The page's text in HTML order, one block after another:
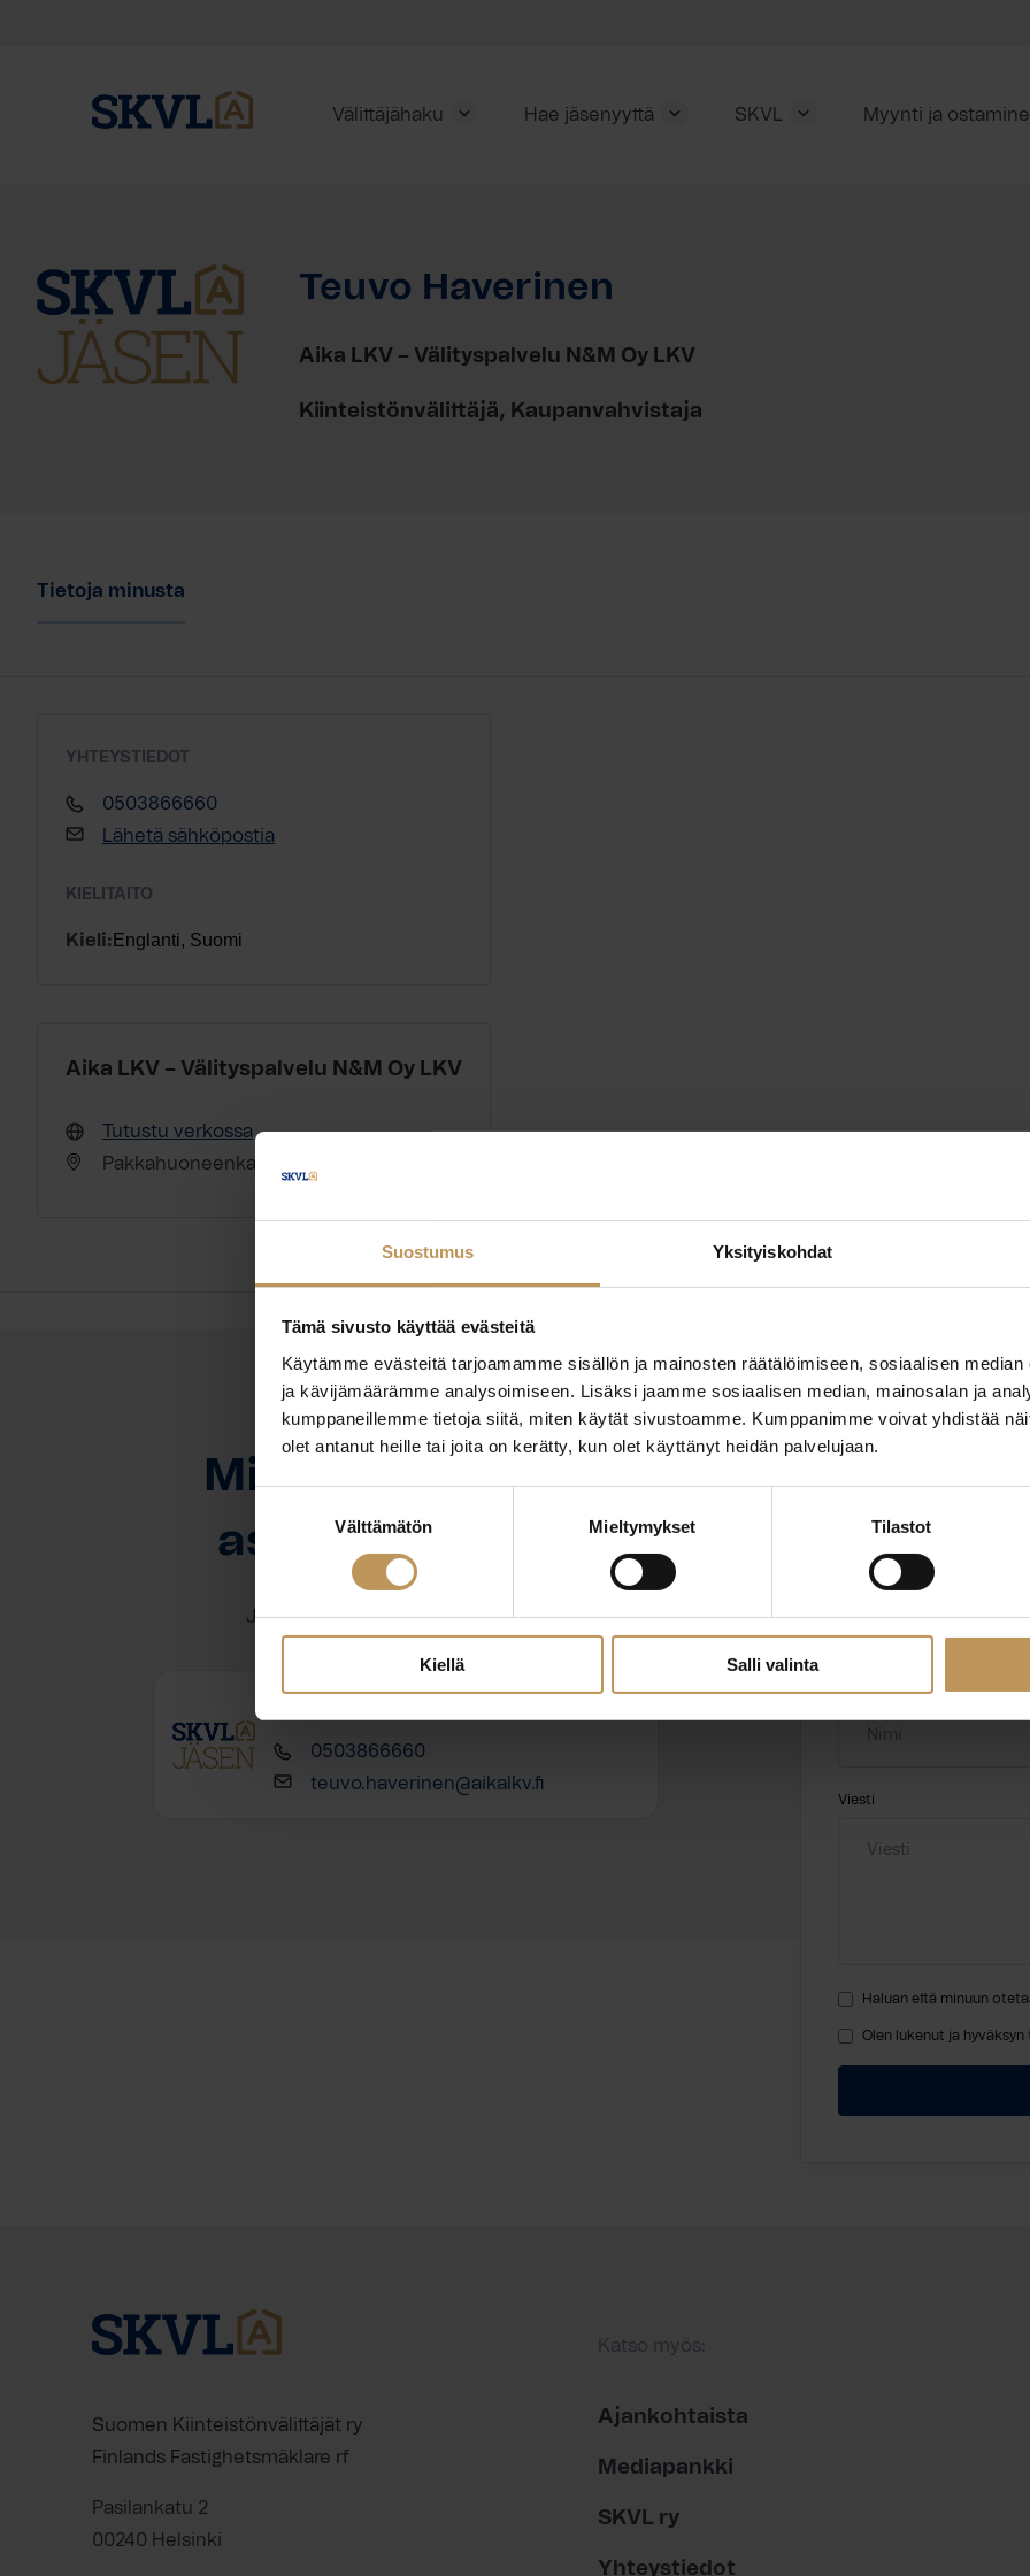
Suostumus Yksityiskohdat
Tämä sivusto käyttää evästeitä
Käytämme evästeitä tarjoamamme sisällön ja mainosten räätälöimiseen, sosiaalisen
ja kävijämäärämme analysoimiseen. Lisäksi jaamme sosiaalisen median, mainosalan ja
kumppaneillemme tietoja siitä, miten käytät sivustoamme. Kumppanimme voivat yhdistää
olet antanut heille tai joita on kerätty, kun olet käyttänyt heidän palvelujaan.
Välttämätön Mieltymykset Tilastot
Kiellä Salli valinta
Välittäjähaku Hae jäsenyyttä SKVL Myynti ja
Teuvo Haverinen
Aika LKV – Välityspalvelu N&M Oy LKV
Kiinteistönvälittäjä, Kaupanvahvistaja
Tietoja minusta
YHTEYSTIEDOT
0503866660
Lähetä sähköpostia
KIELITAITO
Kieli: Englanti, Suomi
Aika LKV – Välityspalvelu N&M Oy LKV
Tutustu verkossa
Pakkahuoneenkatu 15 A 6 90100 Oulu
OTA YHTEYTTÄ
Miten voin auttaa
asuntoasioissa?
Jätä yhteystietosi, niin otan yhteyttä
0503866660
teuvo.haverinen@aikalkv.fi
Viesti
Haluan että minuun
Olen lukenut ja hyväksyn
Suomen Kiinteistönvälittäjät ry
Finlands Fastighetsmäklare rf
Pasilankatu 2
00240 Helsinki
Katso myös:
Ajankohtaista
Mediapankki
SKVL ry
Yhteystiedot